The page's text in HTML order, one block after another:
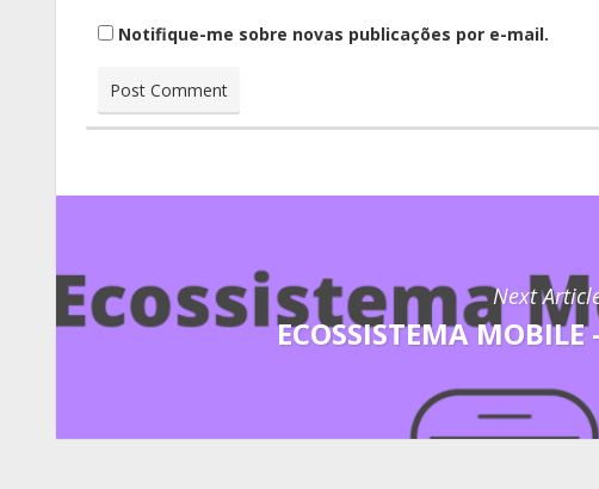
Notifique-me sobre novas publicações por e-mail.
Next
ECOSSISTEMA